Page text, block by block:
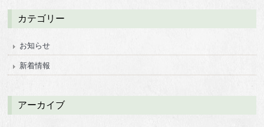
カテゴリー
お知らせ
新着情報
アーカイブ